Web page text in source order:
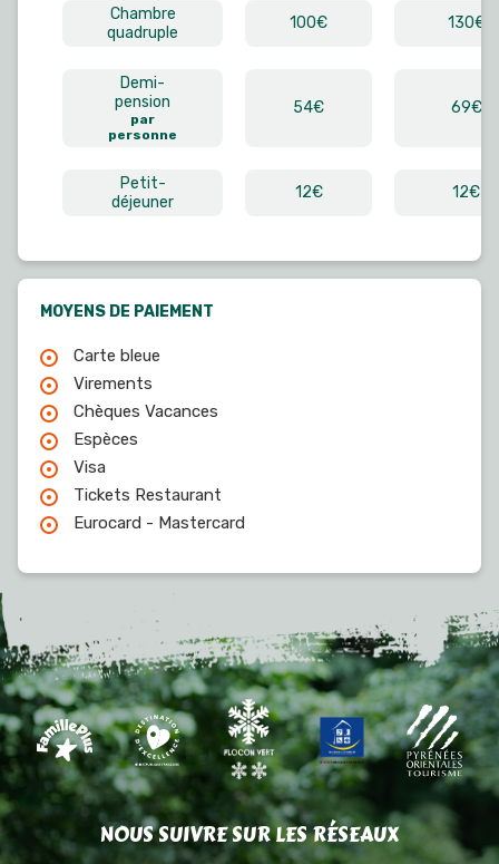
Chambre
quadruple
100€ 130€
Demi-
pension
par
personne
54€ 69€
Petit-
déjeuner
12€ 12€
MOYENS DE PAIEMENT
Carte bleue
Virements
Chèques Vacances
Espèces
Visa
Tickets Restaurant
Eurocard - Mastercard
NOUS SUIVRE SUR LES RÉSEAUX